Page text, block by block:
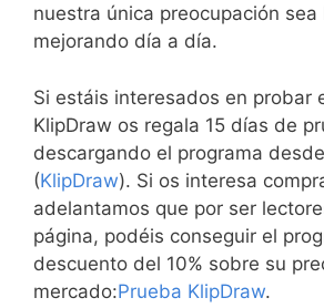
nuestra única preocupación
mejorando día a día.
Si estáis interesados en probar
KlipDraw os regala 15 días de
descargando el programa
(KlipDraw). Si os interesa
adelantamos que por ser
página, podéis conseguir el
descuento del 10% sobre su
mercado:Prueba KlipDraw.